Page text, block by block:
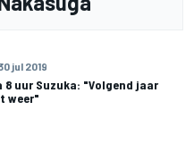
jul 2019
8 uur Suzuka: "Volgend jaar
weer"